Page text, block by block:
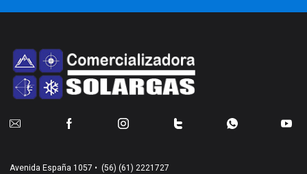
Avenida España 1057 • (56) (61) 2221727